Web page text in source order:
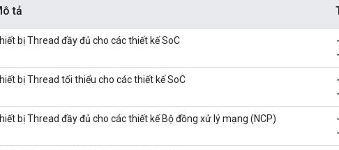
tả
bị Thread đầy đủ cho các thiết kế SoC
bị Thread tối thiểu cho các thiết kế SoC
bị Thread đầy đủ cho các thiết kế Bộ đồng xử lý mạng (NCP)